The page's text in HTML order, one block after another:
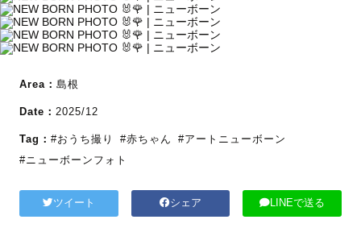
Area： 島根
Date： 2025/12
Tag： #おうち撮り #赤ちゃん
#アートニューボーン
#ニューボーンフォト
ツイート シェア LINEで送る